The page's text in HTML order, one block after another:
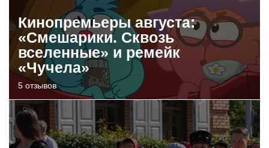
Кинопремьеры августа:
«Смешарики. Сквозь
вселенные» и ремейк
«Чучела»
5 отзывов